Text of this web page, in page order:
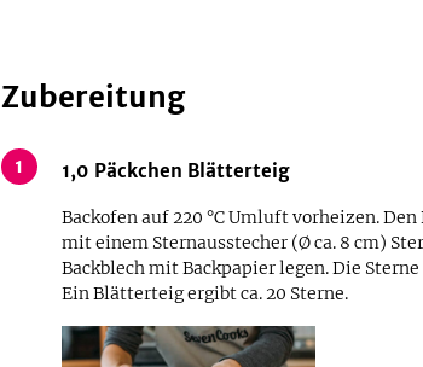
Zubereitung
1 1,0 Päckchen Blätterteig
Backofen auf 220 °C Umluft vorheizen.
mit einem Sternausstecher (Ø ca. 8 cm)
Backblech mit Backpapier legen. Die
Ein Blätterteig ergibt ca. 20 Sterne.